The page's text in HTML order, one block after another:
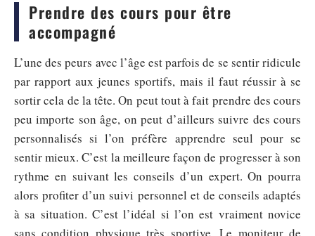
Prendre des cours pour être
accompagné
L’une des peurs avec l’âge est parfois de se sentir ridicule
par rapport aux jeunes sportifs, mais il faut réussir à se
sortir cela de la tête. On peut tout à fait prendre des cours
peu importe son âge, on peut d’ailleurs suivre des cours
personnalisés si l’on préfère apprendre seul pour se
sentir mieux. C’est la meilleure façon de progresser à son
rythme en suivant les conseils d’un expert. On pourra
alors profiter d’un suivi personnel et de conseils adaptés
à sa situation. C’est l’idéal si l’on est vraiment novice